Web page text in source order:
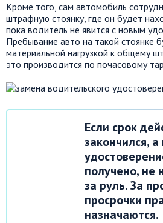
Кроме того, сам автомобиль
штрафную стоянку, где он будет
пока водитель не явится с новым
Пребывание авто на такой стоянке
материальной нагрузкой к общему
это производится по почасовому
Если срок
закончился, а
получено, не
за руль. За
просрочки
назначаются.